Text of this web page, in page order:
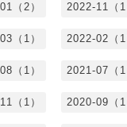
（2） 2022-11（1
（1） 2022-02（1
（1） 2021-07（1
（1） 2020-09（1